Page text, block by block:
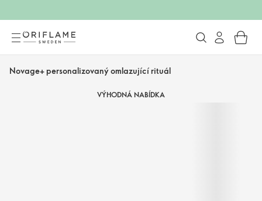
Novage+ personalizovaný omlazující rituál
VÝHODNÁ NABÍDKA